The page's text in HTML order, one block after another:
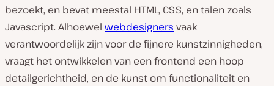
bezoekt, en bevat meestal HTML, CSS, en talen zoals
Javascript. Alhoewel webdesigners vaak
verantwoordelijk zijn voor de fijnere kunstzinnigheden,
vraagt het ontwikkelen van een frontend een hoop
detailgerichtheid, en de kunst om functionaliteit en